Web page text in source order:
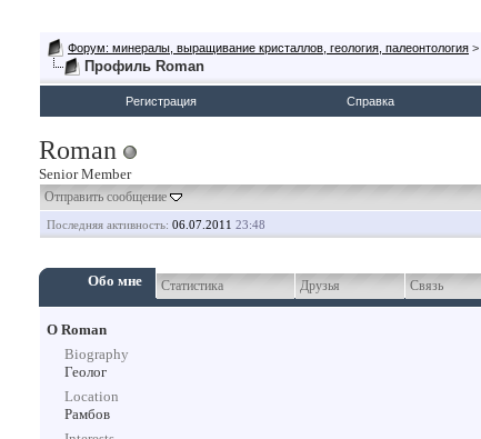
Форум: минералы, выращивание кристаллов, геология, палеонтология >
Профиль Roman
Регистрация Справка
Roman
Senior Member
Отправить сообщение
Последняя активность: 06.07.2011 23:48
Обо мне Статистика Друзья Связь
О Roman
Biography
Геолог
Location
Рамбов